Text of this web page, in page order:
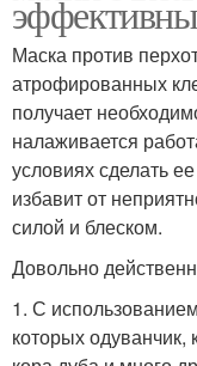
Маска против
атрофированных
получает
налаживается
условиях сделать
избавит от
силой и блеском.
Довольно
1. С
которых одуванчик,